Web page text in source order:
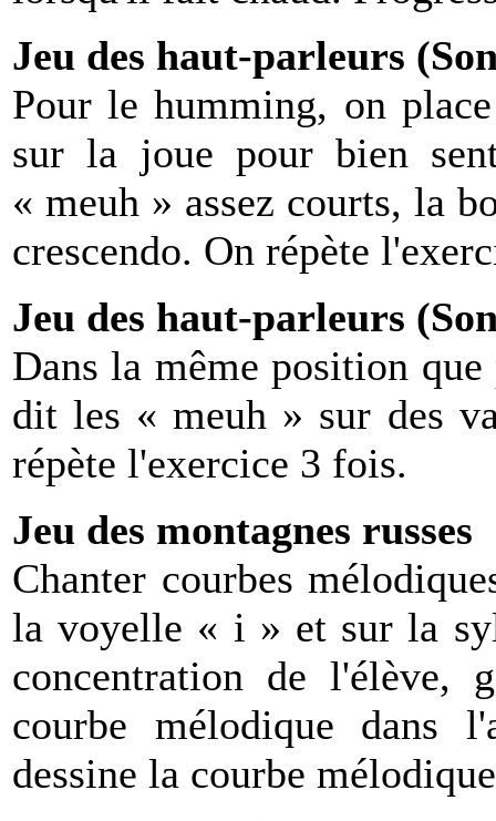
Jeu des haut-parleurs
Pour le humming, on
sur la joue pour bien
« meuh » assez courts, la
crescendo. On répète
Jeu des haut-parleurs
Dans la même position
dit les « meuh » sur des
répète l'exercice 3 fois.
Jeu des montagnes russes
Chanter courbes
la voyelle « i » et sur la
concentration de l'élève,
courbe mélodique dans
dessine la courbe